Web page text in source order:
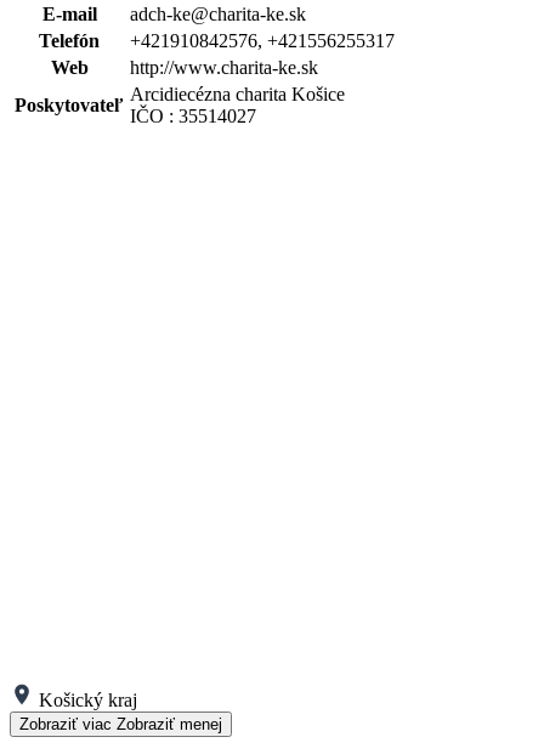
E-mail
adch-ke@charita-ke.sk
Telefón
+421910842576, +421556255317
Web
http://www.charita-ke.sk
Poskytovateľ
Arcidiecézna charita Košice
IČO : 35514027
Košický kraj
Zobraziť viac Zobraziť menej